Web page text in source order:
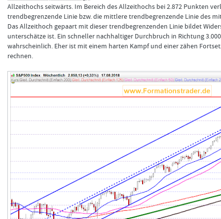
Allzeithochs seitwärts. Im Bereich des Allzeithochs bei 2.872 Punkten
trendbegrenzende Linie bzw. die mittlere trendbegrenzende Linie des
Das Allzeithoch gepaart mit dieser trendbegrenzenden Linie bildet
unterschätze ist. Ein schneller nachhaltiger Durchbruch in Richtung
wahrscheinlich. Eher ist mit einem harten Kampf und einer zähen
rechnen.
FORMATIONSTRADER WERDEN